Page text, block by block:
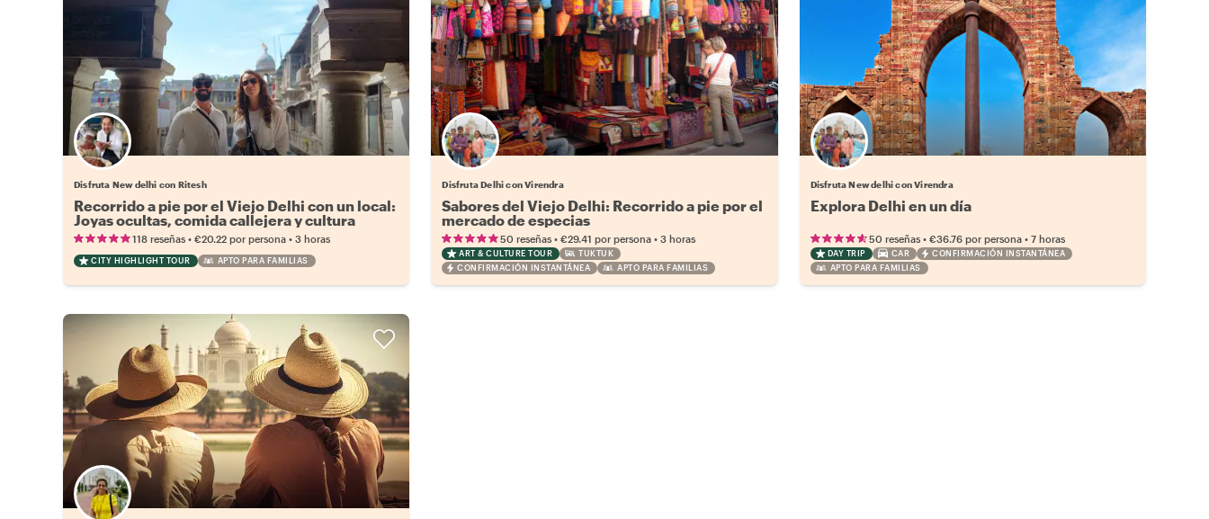
Disfruta New delhi con Ritesh
Recorrido a pie por el Viejo Delhi con un local:
Joyas ocultas, comida callejera y cultura
118 reseñas • €20.22 por persona • 3 horas
CITY HIGHLIGHT TOUR APTO PARA FAMILIAS
Disfruta Delhi con Virendra
Sabores del Viejo Delhi: Recorrido a pie por el
mercado de especias
50 reseñas •€29.41 por persona •3 horas
ART & CULTURE TOUR
TUKTUK
CONFIRMACIÓN INSTANTÁNEA
APTO PARA FAMILIAS
Disfruta New delhi con Virendra
Explora Delhi en un día
50 reseñas• €36.76 por persona• 7 horas
DAY TRIP CAR
CONFIRMACIÓN INSTANTÁNEA
APTO PARA FAMILIAS